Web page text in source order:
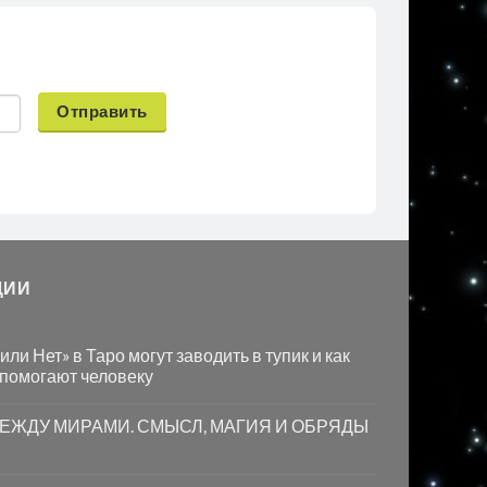
Отправить
Нет» в Таро могут заводить в тупик и как
человеку
МИРАМИ. СМЫСЛ, МАГИЯ И ОБРЯДЫ